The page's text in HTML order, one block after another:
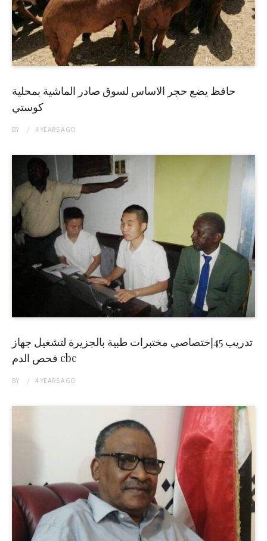
حافظ يضع حجر الاساس لسوق صادر الماشية بمحلية
كوستي
BY 4 YEARSAGO
تدريب 45إختصاصي مختبرات طبية بالجزيرة لتشغيل جهاز
فحص الدم cbc
BY 4 YEARSAGO